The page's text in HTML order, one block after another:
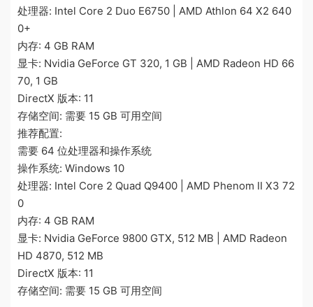
处理器: Intel Core 2 Duo E6750 | AMD Athlon 64 X2 640
0+
内存: 4 GB RAM
显卡: Nvidia GeForce GT 320, 1 GB | AMD Radeon HD 66
70, 1 GB
DirectX 版本: 11
存储空间: 需要 15 GB 可用空间
推荐配置:
需要 64 位处理器和操作系统
操作系统: Windows 10
处理器: Intel Core 2 Quad Q9400 | AMD Phenom II X3 72
0
内存: 4 GB RAM
显卡: Nvidia GeForce 9800 GTX, 512 MB | AMD Radeon
HD 4870, 512 MB
DirectX 版本: 11
存储空间: 需要 15 GB 可用空间